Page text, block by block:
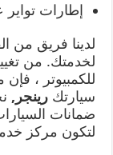
إطارات
لدينا فريق من
لخدمتك. من
للكمبيوتر ، فإن
سيارتكرينجر ,
ضمانات
لتكون مركز